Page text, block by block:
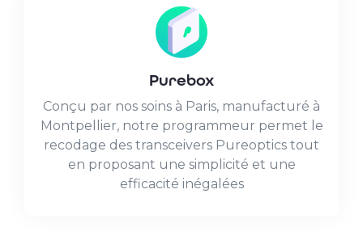
Purebox
Conçu par nos soins à Paris, manufacturé à
Montpellier, notre programmeur permet le
recodage des transceivers Pureoptics tout
en proposant une simplicité et une
efficacité inégalées